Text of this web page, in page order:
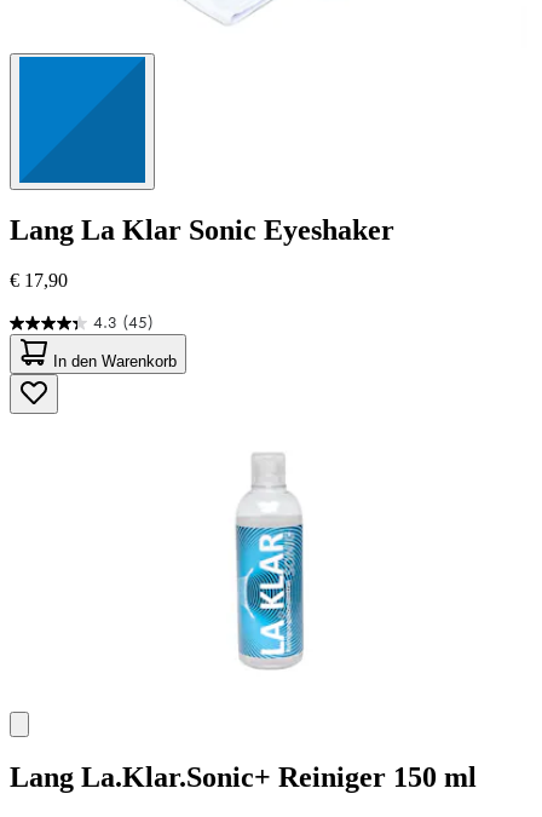
Lang La Klar Sonic Eyeshaker
€ 17,90
4.3 (45)
4.3
von
5
Sternen.
45
In den Warenkorb
Lang La.Klar.Sonic+ Reiniger 150 ml